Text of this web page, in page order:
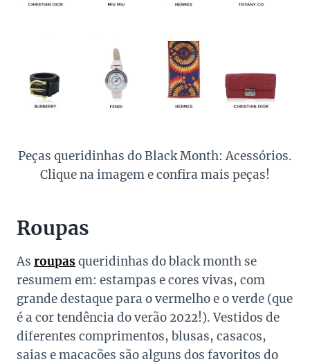
Peças queridinhas do Black Month: Acessórios.
Clique na imagem e confira mais peças!
Roupas
As roupasqueridinhas do black month se
resumem em: estampas e cores vivas, com
grande destaque para o vermelho e o verde (que
é a cor tendência do verão 2022!). Vestidos de
diferentes comprimentos, blusas, casacos,
saias e macacões são alguns dos favoritos do